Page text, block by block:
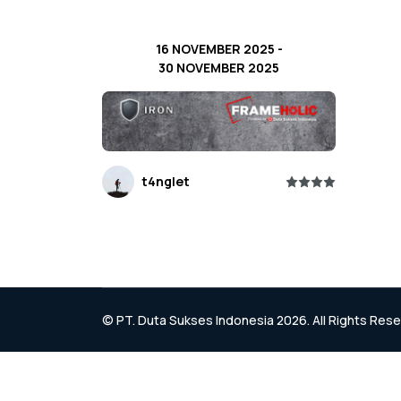
16 NOVEMBER 2025 -
30 NOVEMBER 2025
t4nglet
© PT. Duta Sukses Indonesia 2026. All Rights